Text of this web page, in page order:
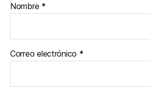
Nombre *
Correo electrónico *